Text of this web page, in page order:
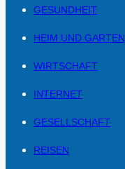
GESUNDHEIT
HEIM UND GARTEN
WIRTSCHAFT
INTERNET
GESELLSCHAFT
REISEN